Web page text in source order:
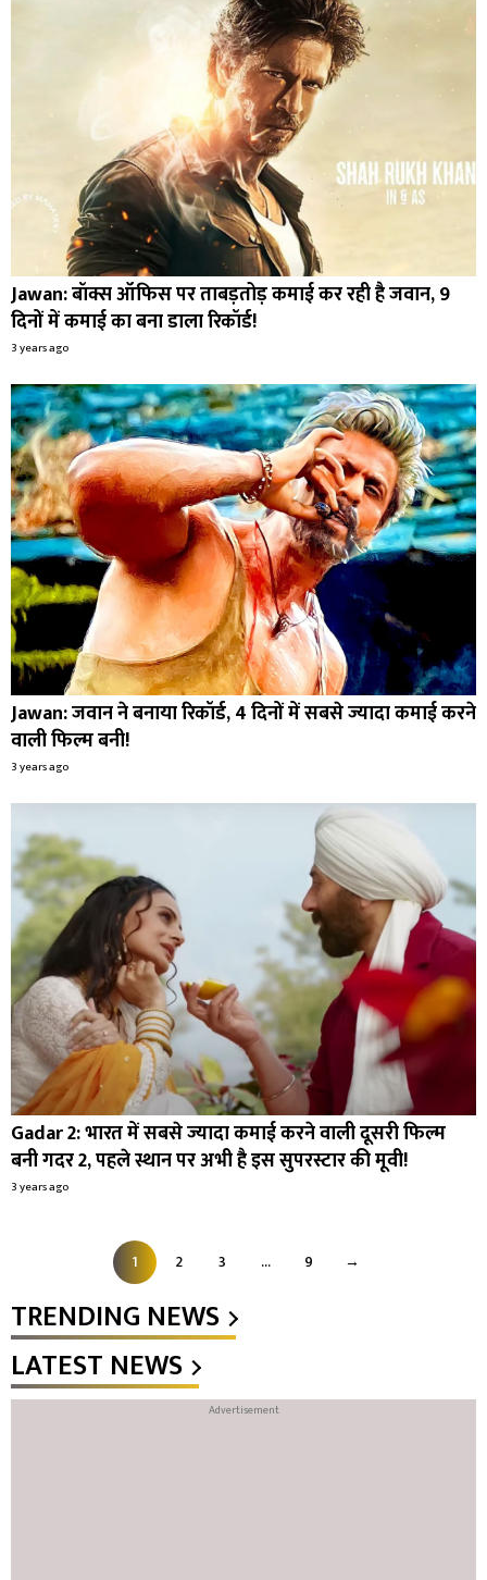
Jawan: बॉक्स ऑफिस पर ताबड़तोड़ कमाई कर रही है जवान, 9
दिनों में कमाई का बना डाला रिकॉर्ड!
3 years ago
Jawan: जवान ने बनाया रिकॉर्ड, 4 दिनों में सबसे ज्यादा कमाई करने
वाली फिल्म बनी!
3 years ago
Gadar 2: भारत में सबसे ज्यादा कमाई करने वाली दूसरी फिल्म
बनी गदर 2, पहले स्थान पर अभी है इस सुपरस्टार की मूवी!
3 years ago
1 2 3 … 9 →
TRENDING NEWS
LATEST NEWS